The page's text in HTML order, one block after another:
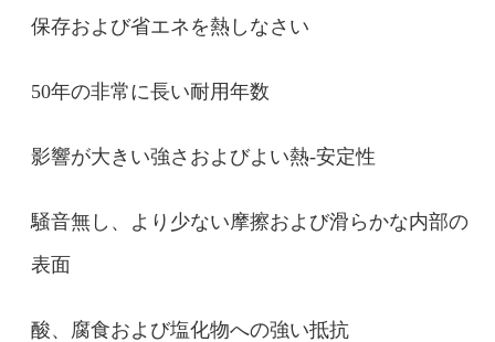
保存および省エネを熱しなさい
50年の非常に長い耐用年数
影響が大きい強さおよびよい熱-安定性
騒音無し、より少ない摩擦および滑らかな内部の
表面
酸、腐食および塩化物への強い抵抗